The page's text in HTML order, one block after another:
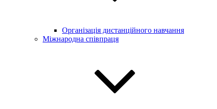
Організація дистанційного навчання
Міжнародна співпраця